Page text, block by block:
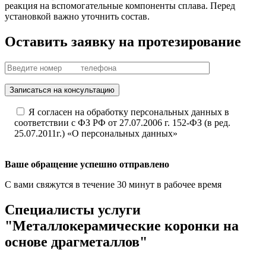
реакция на вспомогательные компоненты сплава. Перед
установкой важно уточнить состав.
Оставить заявку на протезирование
Записаться на консультацию
Я согласен на обработку персональных данных в
соответствии с ФЗ РФ от 27.07.2006 г. 152-ФЗ (в ред.
25.07.2011г.) «О персональных данных»
Ваше обращение успешно отправлено
С вами свяжутся в течение 30 минут в рабочее время
Специалисты услуги
"Металлокерамические коронки на
основе драгметаллов"